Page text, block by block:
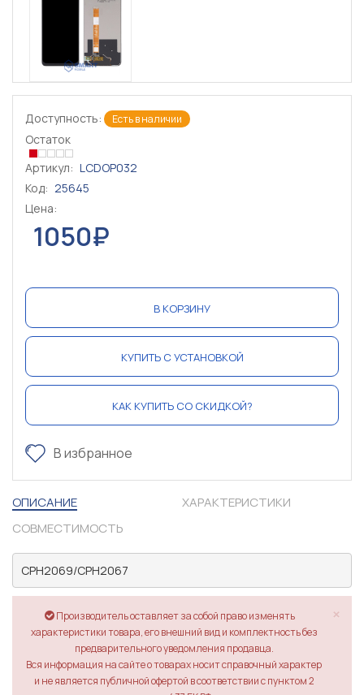
Доступность: Есть в наличии
Остаток
Артикул: LCDOP032
Код: 25645
Цена:
1050₽
В КОРЗИНУ
КУПИТЬ С УСТАНОВКОЙ
КАК КУПИТЬ СО СКИДКОЙ?
В избранное
ОПИСАНИЕ
ХАРАКТЕРИСТИКИ
СОВМЕСТИМОСТЬ
CPH2069/CPH2067
×
Производитель оставляет за собой право изменять
характеристики товара, его внешний вид и комплектность без
предварительного уведомления продавца.
Вся информация на сайте о товарах носит справочный характер
и не является публичной офертой в соответствии с пунктом 2